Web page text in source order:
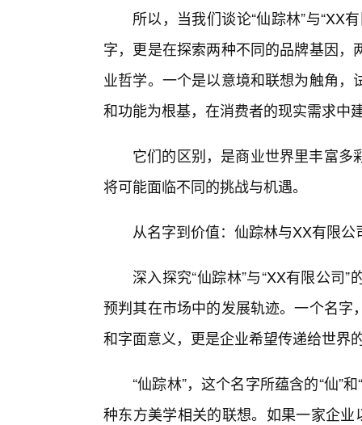
所以，当我们谈论“仙踪林”与“XX
字，更是在探索两种不同的品牌基因
业哲学。一个是以意境和联想为触角
和功能为根基，在消费者的现实需求中
它们的区别，是商业世界里丰富
将可能面临不同的挑战与机遇。
从名字到价值：仙踪林与XX有限
深入探究“仙踪林”与“XX有限公司
预判其在市场中的发展轨迹。一个名
和字面意义，更是企业希望传递给世界
“仙踪林”，这个名字所蕴含的“仙”
种东方美学相关的联想。如果一家企